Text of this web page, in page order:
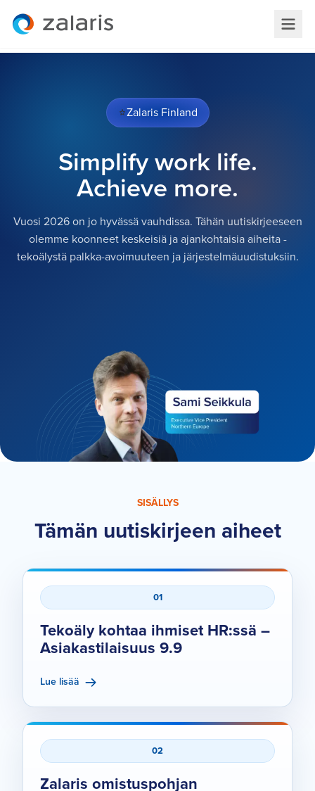
Zalaris Finland
Simplify work life.
Achieve more.
Vuosi 2026 on jo hyvässä vauhdissa. Tähän uutiskirjeeseen
olemme koonneet keskeisiä ja ajankohtaisia aiheita -
tekoälystä palkka-avoimuuteen ja järjestelmäuudistuksiin.
SISÄLLYS
Tämän uutiskirjeen aiheet
01
Tekoäly kohtaa ihmiset HR:ssä –
Asiakastilaisuus 9.9
Lue lisää
02
Zalaris omistuspohjan